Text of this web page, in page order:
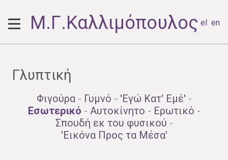
Μ.Γ.Καλλιμόπουλος el en
Γλυπτική
Φιγούρα- Γυμνό - 'Εγώ Κατ' Εμέ' -
Εσωτερικό - Αυτοκίνητο - Ερωτικό -
Σπουδή εκ του φυσικού -
'Εικόνα Προς τα Μέσα'